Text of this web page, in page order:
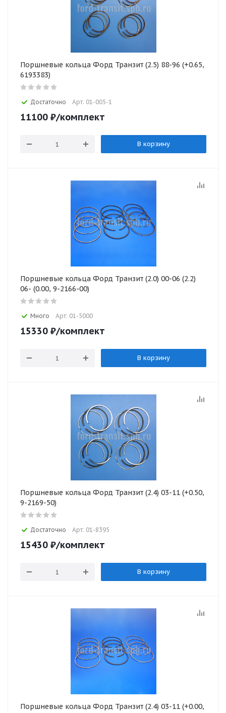
Поршневые кольца Форд Транзит (2.5) 88-96 (+0.65,
6193383)
Достаточно Арт: 01-005-1
11100 ₽/комплект
В корзину
Поршневые кольца Форд Транзит (2.0) 00-06 (2.2)
06- (0.00, 9-2166-00)
Много Арт: 01-5000
15330 ₽/комплект
В корзину
Поршневые кольца Форд Транзит (2.4) 03-11 (+0.50,
9-2169-50)
Достаточно Арт: 01-8395
15430 ₽/комплект
В корзину
Поршневые кольца Форд Транзит (2.4) 03-11 (+0.00,